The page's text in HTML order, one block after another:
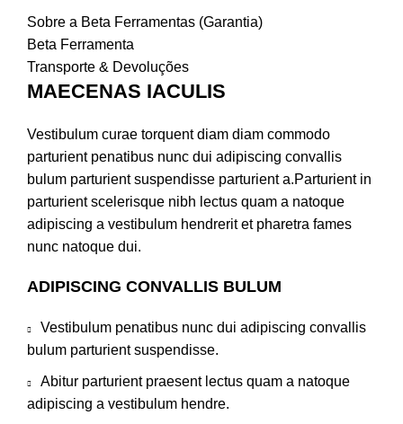
Sobre a Beta Ferramentas (Garantia)
Beta Ferramenta
Transporte & Devoluções
MAECENAS IACULIS
Vestibulum curae torquent diam diam commodo
parturient penatibus nunc dui adipiscing convallis
bulum parturient suspendisse parturient a.Parturient in
parturient scelerisque nibh lectus quam a natoque
adipiscing a vestibulum hendrerit et pharetra fames
nunc natoque dui.
ADIPISCING CONVALLIS BULUM
Vestibulum penatibus nunc dui adipiscing convallis
bulum parturient suspendisse.
Abitur parturient praesent lectus quam a natoque
adipiscing a vestibulum hendre.